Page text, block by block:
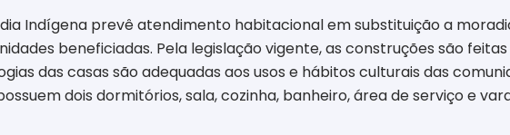
Indígena prevê atendimento habitacional em substituição a
beneficiadas. Pela legislação vigente, as construções são
das casas são adequadas aos usos e hábitos culturais das
dois dormitórios, sala, cozinha, banheiro, área de serviço e